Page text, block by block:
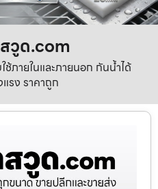
วูด.com
ภายในและภายนอก กันน้ำได้
รง ราคาถูก